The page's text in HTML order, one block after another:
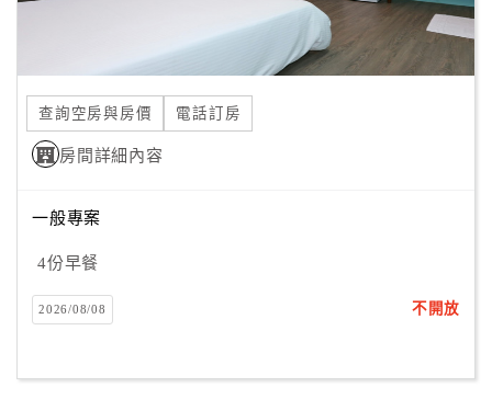
品
宣
傳
查詢空房與房價 電話訂房
房間詳細內容
一般專案
4份早餐
2026/08/08 不開放